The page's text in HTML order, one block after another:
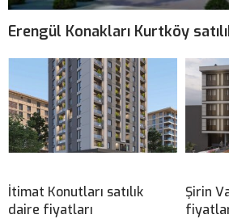
Erengül Konakları Kurtköy
İtimat Konutları satılık
daire fiyatları
Şirin